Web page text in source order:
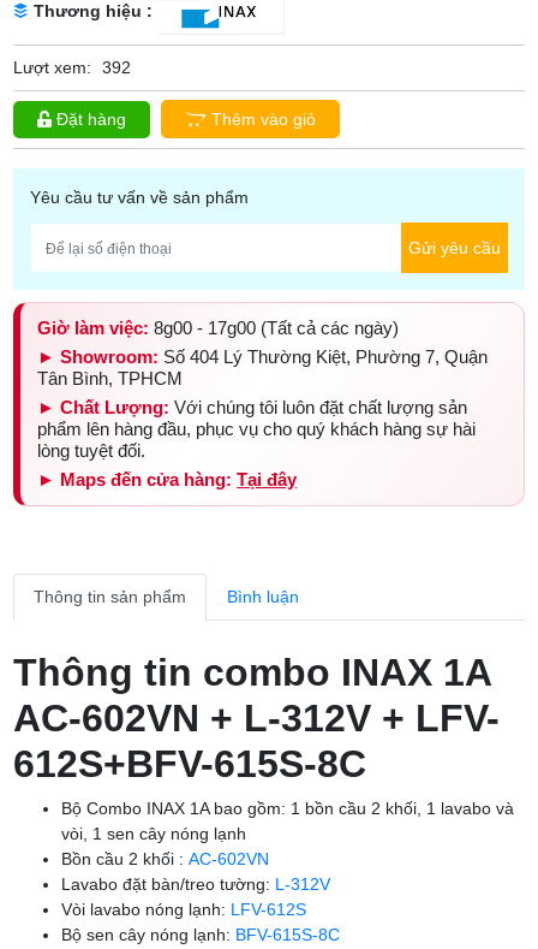
Thương hiệu :
Lượt xem: 392
Đặt hàng Thêm vào giỏ
Yêu cầu tư vấn về sản phẩm
Gửi yêu cầu
Giờ làm việc: 8g00 - 17g00 (Tất cả các ngày)
► Showroom: Số 404 Lý Thường Kiệt, Phường 7, Quận
Tân Bình, TPHCM
► Chất Lượng: Với chúng tôi luôn đặt chất lượng sản
phẩm lên hàng đầu, phục vụ cho quý khách hàng sự hài
lòng tuyệt đối.
► Maps đến cửa hàng: Tại đây
Thông tin sản phẩm Bình luận
Thông tin combo INAX 1A
AC-602VN + L-312V + LFV-
612S+BFV-615S-8C
Bộ Combo INAX 1A bao gồm: 1 bồn cầu 2 khối, 1 lavabo và
vòi, 1 sen cây nóng lạnh
Bồn cầu 2 khối :AC-602VN
Lavabo đặt bàn/treo tường: L-312V
Vòi lavabo nóng lạnh: LFV-612S
Bộ sen cây nóng lạnh: BFV-615S-8C